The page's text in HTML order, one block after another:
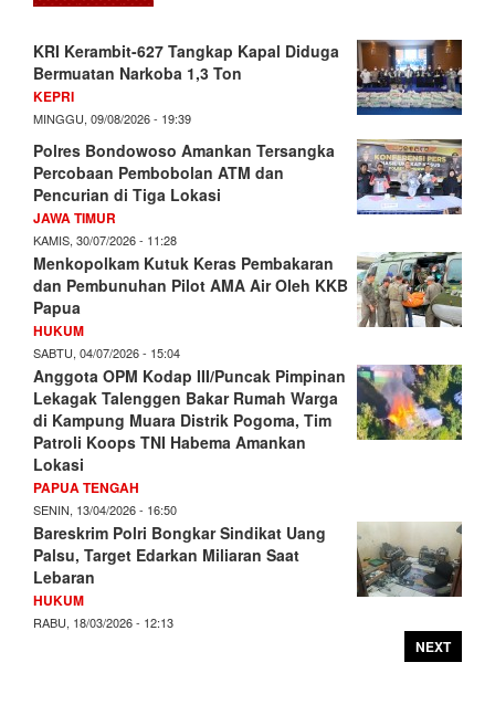
KRI Kerambit-627 Tangkap Kapal Diduga
Bermuatan Narkoba 1,3 Ton
KEPRI
MINGGU, 09/08/2026 - 19:39
Polres Bondowoso Amankan Tersangka
Percobaan Pembobolan ATM dan
Pencurian di Tiga Lokasi
JAWA TIMUR
KAMIS, 30/07/2026 - 11:28
Menkopolkam Kutuk Keras Pembakaran
dan Pembunuhan Pilot AMA Air Oleh KKB
Papua
HUKUM
SABTU, 04/07/2026 - 15:04
Anggota OPM Kodap III/Puncak Pimpinan
Lekagak Talenggen Bakar Rumah Warga
di Kampung Muara Distrik Pogoma, Tim
Patroli Koops TNI Habema Amankan
Lokasi
PAPUA TENGAH
SENIN, 13/04/2026 - 16:50
Bareskrim Polri Bongkar Sindikat Uang
Palsu, Target Edarkan Miliaran Saat
Lebaran
HUKUM
RABU, 18/03/2026 - 12:13
NEXT